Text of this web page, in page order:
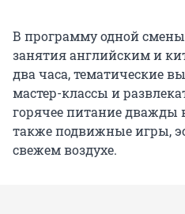
В программу одной
занятия английским и
два часа, тематические
мастер-классы и
горячее питание дважды
также подвижные игры,
свежем воздухе.